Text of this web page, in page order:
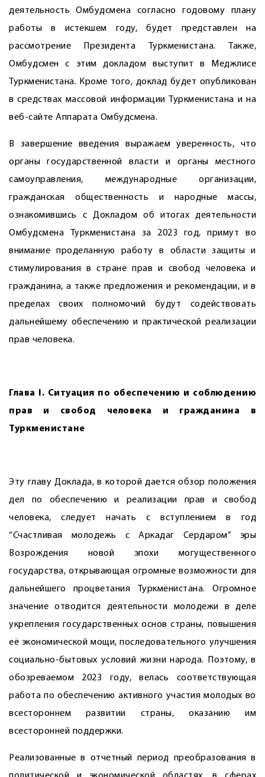
деятельность Омбудсмена согласно годовому плану
работы в истекшем году, будет представлен на
рассмотрение Президента Туркменистана. Также,
Омбудсмен с этим докладом выступит в Меджлисе
Туркменистана. Кроме того, доклад будет опубликован
в средствах массовой информации Туркменистана и на
веб-сайте Аппарата Омбудсмена.
В завершение введения выражаем уверенность, что
органы государственной власти и органы местного
самоуправления, международные организации,
гражданская общественность и народные массы,
ознакомившись с Докладом об итогах деятельности
Омбудсмена Туркменистана за 2023 год, примут во
внимание проделанную работу в области защиты и
стимулирования в стране прав и свобод человека и
гражданина, а также предложения и рекомендации, и в
пределах своих полномочий будут содействовать
дальнейшему обеспечению и практической реализации
прав человека.
Глава I. Ситуация по обеспечению и соблюдению
прав и свобод человека и гражданина в
Туркменистане
Эту главу Доклада, в которой дается обзор положения
дел по обеспечению и реализации прав и свобод
человека, следует начать с вступлением в год
“Счастливая молодежь с Аркадаг Сердаром” эры
Возрождения новой эпохи могущественного
государства, открывающая огромные возможности для
дальнейшего процветания Туркменистана. Огромное
значение отводится деятельности молодежи в деле
укрепления государственных основ страны, повышения
её экономической мощи, последовательного улучшения
социально-бытовых условий жизни народа. Поэтому, в
обозреваемом 2023 году, велась соответствующая
работа по обеспечению активного участия молодых во
всестороннем развитии страны, оказанию им
всесторонней поддержки.
Реализованные в отчетный период преобразования в